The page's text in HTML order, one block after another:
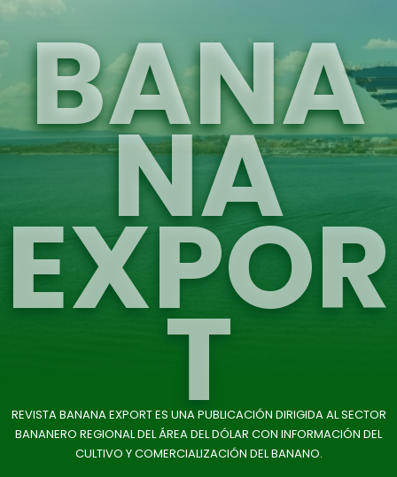
BANA
NA
EXPOR
T
REVISTA BANANA EXPORT ES UNA PUBLICACIÓN DIRIGIDA AL SECTOR
BANANERO REGIONAL DEL ÁREA DEL DÓLAR CON INFORMACIÓN DEL
CULTIVO Y COMERCIALIZACIÓN DEL BANANO.